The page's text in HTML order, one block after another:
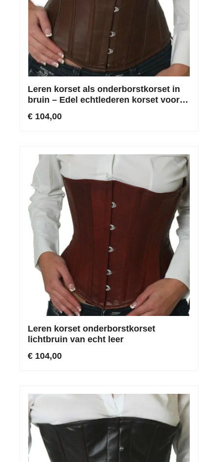
Leren korset als onderborstkorset in
bruin – Edel echtlederen korset voor
€ 104,00
Leren korset onderborstkorset
lichtbruin van echt leer
€ 104,00